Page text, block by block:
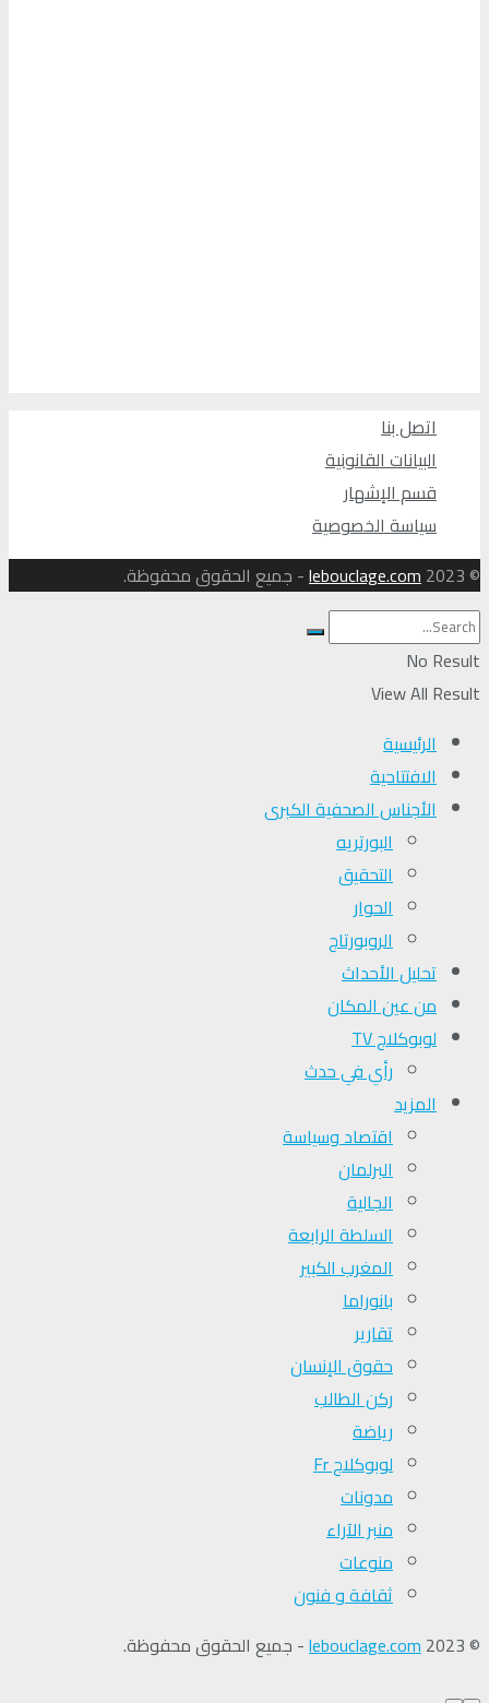
اتصل بنا
البيانات القانونية
قسم الإشهار
سياسة الخصوصية
© 2023
lebouclage.com- جميع الحقوق محفوظة.
No Result
View All Result
الرئيسية
الافتتاحية
الأجناس الصحفية الكبرى
البورتريه
التحقیق
الحوار
الروبورتاج
تحلیل الأحداث
من عين المكان
لوبوكلاج TV
رأي في حدث
المزيد
اقتصاد وسياسة
البرلمان
الجالية
السلطة الرابعة
المغرب الكبير
بانوراما
تقارير
حقوق الإنسان
ركن الطالب
رياضة
لوبوكلاج Fr
مدونات
منبر الآراء
منوعات
ثقافة و فنون
© 2023
lebouclage.com- جميع الحقوق محفوظة.